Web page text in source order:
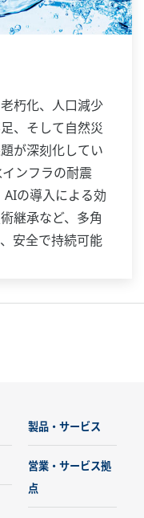
朽化、人口減少
、そして自然災
が深刻化してい
ンフラの耐震
の導入による効
継承など、多角
安全で持続可能
う企業理念のも
想を融合させ、
製品・サービス
営業・サービス拠
点